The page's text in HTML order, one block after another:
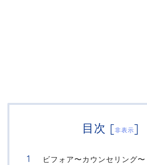
目次 [非表示]
ビフォア〜カウンセリング〜